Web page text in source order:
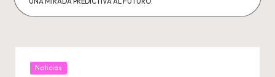
Publicada
Noticias